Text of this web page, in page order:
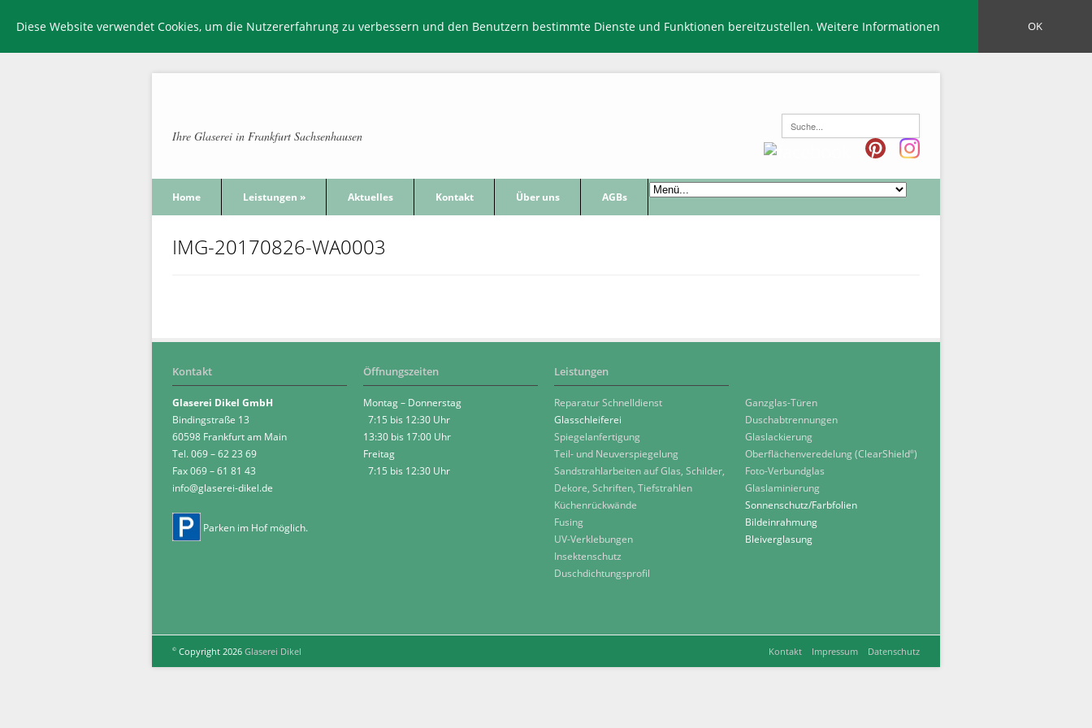
Diese Website verwendet Cookies, um die Nutzererfahrung zu verbessern und den Benutzern bestimmte Dienste und Funktionen bereitzustellen. Weitere Informationen OK
Ihre Glaserei in Frankfurt Sachsenhausen
Home Leistungen » Aktuelles Kontakt Über uns AGBs
IMG-20170826-WA0003
Kontakt
Glaserei Dikel GmbH
Bindingstraße 13
60598 Frankfurt am Main
Tel. 069 – 62 23 69
Fax 069 – 61 81 43
info@glaserei-dikel.de
Parken im Hof möglich.
Öffnungszeiten
Montag – Donnerstag
7:15 bis 12:30 Uhr
13:30 bis 17:00 Uhr
Freitag
7:15 bis 12:30 Uhr
Leistungen
Reparatur Schnelldienst
Glasschleiferei
Spiegelanfertigung
Teil- und Neuverspiegelung
Sandstrahlarbeiten auf Glas, Schilder,
Dekore, Schriften, Tiefstrahlen
Küchenrückwände
Fusing
UV-Verklebungen
Insektenschutz
Duschdichtungsprofil
Ganzglas-Türen
Duschabtrennungen
Glaslackierung
Oberflächenveredelung (ClearShield®)
Foto-Verbundglas
Glaslaminierung
Sonnenschutz/Farbfolien
Bildeinrahmung
Bleiverglasung
© Copyright 2026 Glaserei Dikel Kontakt Impressum Datenschutz